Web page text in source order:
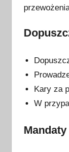
Kary za
W
Mandaty